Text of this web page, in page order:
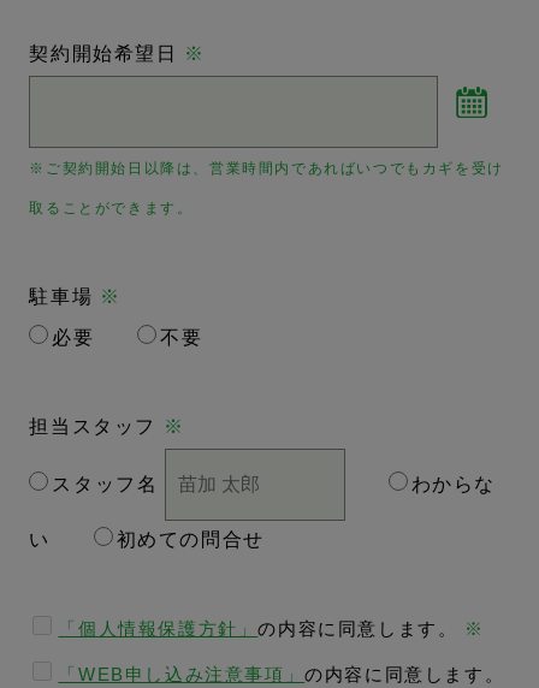
契約開始希望日 ※
※ご契約開始日以降は、営業時間内であればいつでもカギを受け
取ることができます。
駐車場 ※
必要
不要
担当スタッフ ※
スタッフ名 わからな
い 初めての問合せ
「個人情報保護方針」の内容に同意します。 ※
「WEB申し込み注意事項」の内容に同意します。